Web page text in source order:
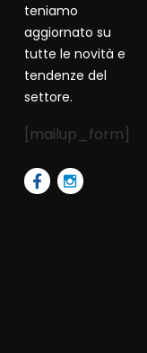
teniamo
aggiornato su
tutte le novità e
tendenze del
settore.
[mailup_form]